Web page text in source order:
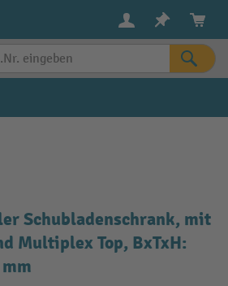
Schubladenschrank, mit
Multiplex Top, BxTxH: